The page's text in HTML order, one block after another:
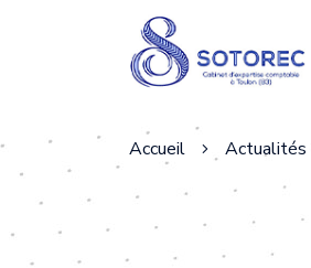
Accueil Actualités